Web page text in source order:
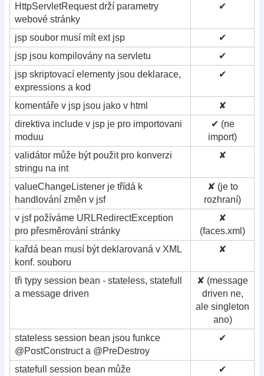
HttpServletRequest drží parametry
webové stránky
✔
jsp soubor musí mít ext jsp
✔
jsp jsou kompilovány na servletu
✔
jsp skriptovací elementy jsou deklarace,
expressions a kod
✔
komentáře v jsp jsou jako v html
✘
direktiva include v jsp je pro importovani
moduu
✔ (ne
import)
validátor může být použit pro konverzi
stringu na int
✘
valueChangeListener je třídá k
handlování změn v jsf
✘ (je to
rozhraní)
v jsf požíváme URLRedirectException
pro přesměrování stránky
✘
(faces.xml)
kařdá bean musí být deklarovaná v XML
konf. souboru
✘
tři typy session bean - stateless, statefull
a message driven
✘ (message
driven ne,
ale singleton
ano)
stateless session bean jsou funkce
@PostConstruct a @PreDestroy
✔
statefull session bean může
✔